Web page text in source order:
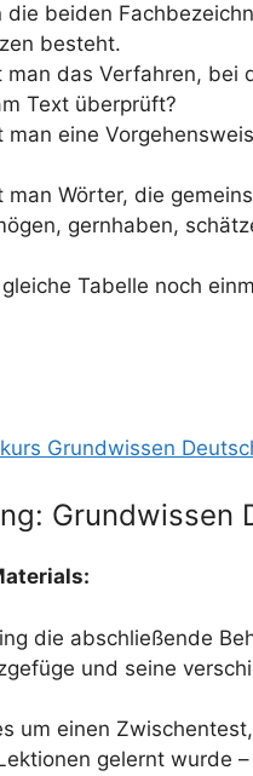
die beiden
besteht.
man das Verfahren, bei
Text überprüft?
man eine
man Wörter, die
gernhaben,
Tabelle noch
Grundwissen
Grundwissen
die abschließende
und seine
um einen
gelernt wurde